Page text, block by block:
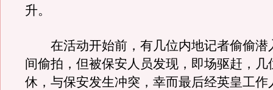
升。
在活动开始前，有几位内地记者偷偷潜
间偷拍，但被保安人员发现，即场驱赶，几
休，与保安发生冲突，幸而最后经英皇工作